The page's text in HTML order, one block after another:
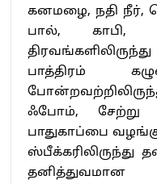
கனமழை, நதி நீர்,
பால், காபி,
பாத்திரம்
ஃபோம், சேற்று
பாதுகாப்பை